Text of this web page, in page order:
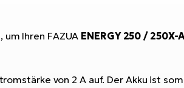
Ihren FAZUA ENERGY 250 / 250X-
von 2 A auf. Der Akku ist